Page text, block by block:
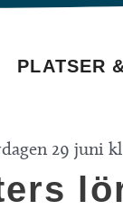
PLATSER
29 juni kl